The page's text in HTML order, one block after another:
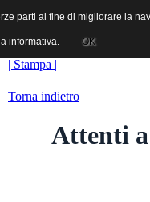
Cinematografiche
| Stampa |
Torna indietro
Attenti
parti al fine di migliorare la
informativa. OK
parti al fine di migliorare la
informativa. OK